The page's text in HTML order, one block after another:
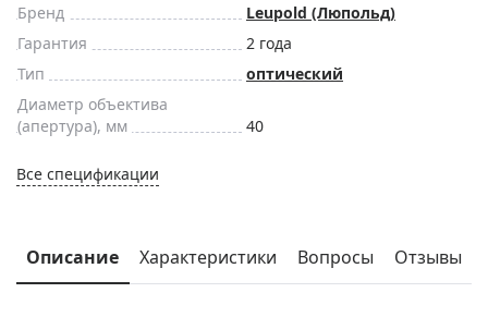
Бренд
Leupold (Люпольд)
Гарантия
2 года
Тип
оптический
Диаметр объектива
(апертура), мм
40
Все спецификации
Описание Характеристики Вопросы Отзывы